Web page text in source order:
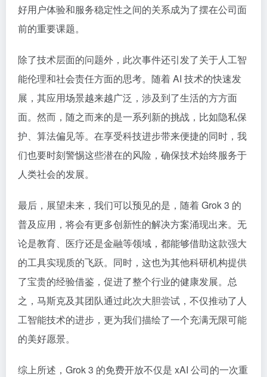
好用户体验和服务稳定性之间的关系成为了摆在公司面
前的重要课题。
除了技术层面的问题外，此次事件还引发了关于人工智
能伦理和社会责任方面的思考。随着 AI 技术的快速发
展，其应用场景越来越广泛，涉及到了生活的方方面
面。然而，随之而来的是一系列新的挑战，比如隐私保
护、算法偏见等。在享受科技进步带来便捷的同时，我
们也要时刻警惕这些潜在的风险，确保技术始终服务于
人类社会的发展。
最后，展望未来，我们可以预见的是，随着 Grok 3 的
普及应用，将会有更多创新性的解决方案涌现出来。无
论是教育、医疗还是金融等领域，都能够借助这款强大
的工具实现质的飞跃。同时，这也为其他科研机构提供
了宝贵的经验借鉴，促进了整个行业的健康发展。总
之，马斯克及其团队通过此次大胆尝试，不仅推动了人
工智能技术的进步，更为我们描绘了一个充满无限可能
的美好愿景。
综上所述，Grok 3 的免费开放不仅是 xAI 公司的一次重